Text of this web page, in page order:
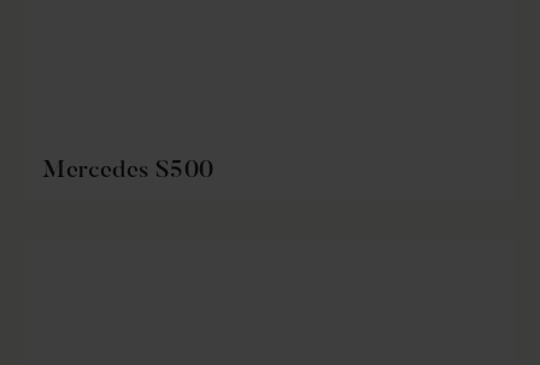
Mercedes S500